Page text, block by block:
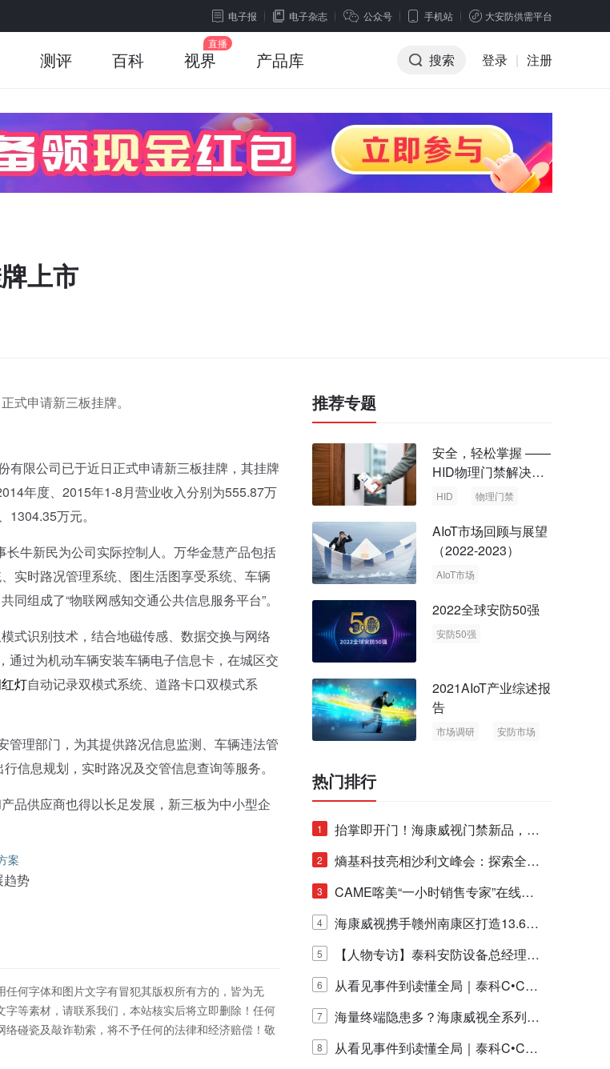
电子报 电子杂志 公众号 手机站 大安防供需平台
测评 百科 视界 产品库 搜索 登录 | 注册
上市
式申请新三板挂牌。
限公司已于近日正式申请新三板挂牌，其挂牌
年度、2015年1-8月营业收入分别为555.87万
万元。
牛新民为公司实际控制人。万华金慧产品包括
实时路况管理系统、图生活图享受系统、车辆
组成了“物联网感知交通公共信息服务平台”。
式识别技术，结合地磁传感、数据交换与网络
通过为机动车辆安装车辆电子信息卡，在城区交
灯自动记录双模式系统、道路卡口双模式系
理部门，为其提供路况信息监测、车辆违法管
信息规划，实时路况及交管信息查询等服务。
品供应商也得以长足发展，新三板为中小型企
案
趋势
何字体和图片文字有冒犯其版权所有方的，皆为无
等素材，请联系我们，本站核实后将立即删除！任何
碰瓷及敲诈勒索，将不予任何的法律和经济赔偿！敬
推荐专题
安全，轻松掌握 ——
HID物理门禁解决方
案，启动智慧安全新
HID 物理门禁
AIoT市场回顾与展望
（2022-2023）
AIoT市场
2022全球安防50强
安防50强
2021AIoT产业综述报
告
市场调研
安防市场
热门排行
1
抬掌即开门！海康威视门禁新品，不
止认人脸，更认"掌"中静脉！
2
熵基科技亮相沙利文峰会：探索全栈
脑机技术商业化生态新路径
3
CAME喀美“一小时销售专家”在线赋
能培训正式启动！
4
海康威视携手赣州南康区打造13.6公
里绿波网
5
【人物专访】泰科安防设备总经理张
宁解码安防出海新范式
6
从看见事件到读懂全局｜泰科C•CUR
E IQ 3.20开启安防运营智能新时代
7
海量终端隐患多？海康威视全系列物
联安全产品，四层守护更放心！
8
从看见事件到读懂全局｜泰科C•CUR